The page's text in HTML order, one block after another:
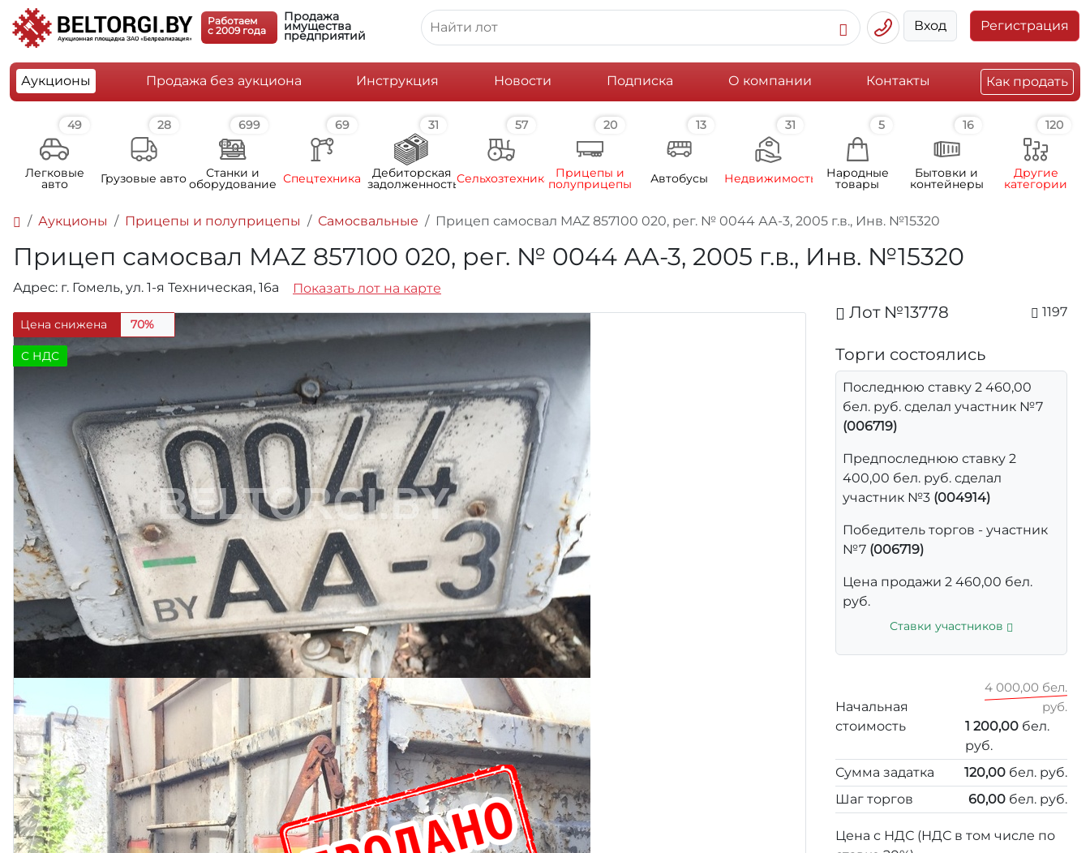
Работаем
c 2009 года
Продажа
имущества
предприятий
Вход Регистрация
Аукционы Продажа без аукциона Инструкция Новости Подписка О компании Контакты Как продать
49
Легковые
авто
28
Грузовые авто
699
Станки и
оборудование
69
Спецтехника
31
Дебиторская
задолженность
57
Сельхозтехника
20
Прицепы и
полуприцепы
13
Автобусы
31
Недвижимость
5
Народные
товары
16
Бытовки и
контейнеры
120
Другие
категории
Аукционы Прицепы и полуприцепы Самосвальные Прицеп самосвал MAZ 857100 020, рег. № 0044 АА-3, 2005 г.в., Инв. №15320
Прицеп самосвал MAZ 857100 020, рег. № 0044 АА-3, 2005 г.в., Инв. №15320
Адрес: г. Гомель, ул. 1-я Техническая, 16а Показать лот на карте
Цена снижена 70%
C НДС
Лот №13778 1197
Торги состоялись
Последнюю ставку 2 460,00
бел. руб. сделал участник №7
(006719)
Предпоследнюю ставку 2
400,00 бел. руб. сделал
участник №3 (004914)
Победитель торгов - участник
№7 (006719)
Цена продажи 2 460,00 бел.
руб.
Ставки участников
Начальная
стоимость
4 000,00 бел.
руб.
1 200,00 бел.
руб.
Сумма задатка
120,00 бел. руб.
Шаг торгов
60,00 бел. руб.
Цена с НДС (НДС в том числе по